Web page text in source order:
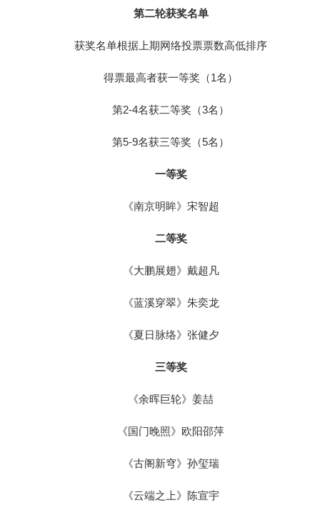
第二轮获奖名单
获奖名单根据上期网络投票票数高低排序
得票最高者获一等奖（1名）
第2-4名获二等奖（3名）
第5-9名获三等奖（5名）
一等奖
《南京明眸》宋智超
二等奖
《大鹏展翅》戴超凡
《蓝溪穿翠》朱奕龙
《夏日脉络》张健夕
三等奖
《余晖巨轮》姜喆
《国门晚照》欧阳邵萍
《古阁新穹》孙玺瑞
《云端之上》陈宣宇